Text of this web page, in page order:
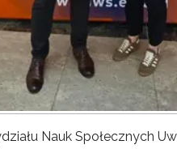
Nauk Społecznych